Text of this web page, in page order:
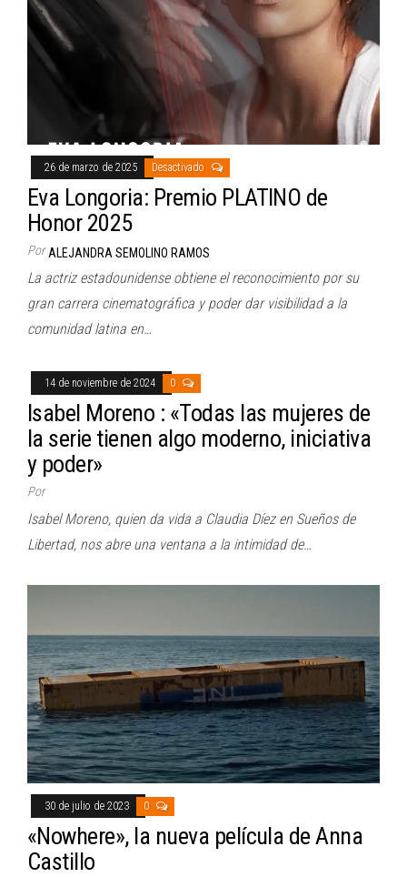
26 de marzo de 2025 Desactivado
Eva Longoria: Premio PLATINO de
Honor 2025
Por ALEJANDRA SEMOLINO RAMOS
La actriz estadounidense obtiene el reconocimiento por su
gran carrera cinematográfica y poder dar visibilidad a la
comunidad latina en…
14 de noviembre de 2024 0
Isabel Moreno : «Todas las mujeres de
la serie tienen algo moderno, iniciativa
y poder»
Por
Isabel Moreno, quien da vida a Claudia Díez en Sueños de
Libertad, nos abre una ventana a la intimidad de…
30 de julio de 2023 0
«Nowhere», la nueva película de Anna
Castillo